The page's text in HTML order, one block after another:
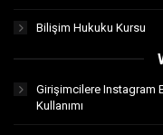
Bilişim Hukuku Kursu
Girişimcilere Instagram
Kullanımı